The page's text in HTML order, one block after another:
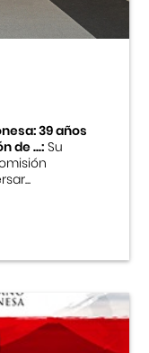
39 años
de ...:Su